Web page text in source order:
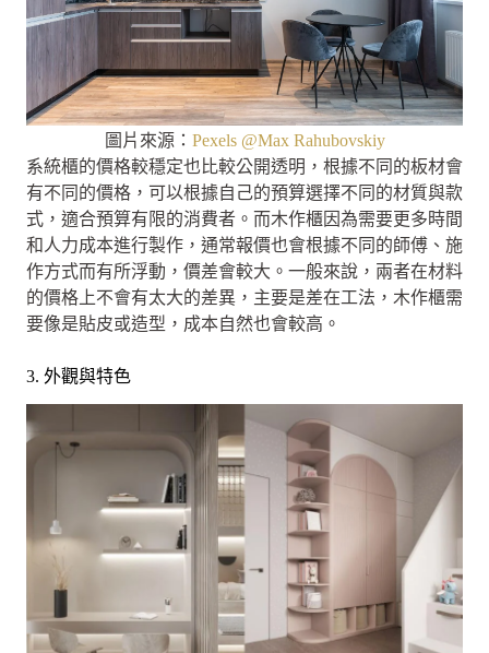
圖片來源： Pexels @Max Rahubovskiy
系統櫃的價格較穩定也比較公開透明，根據不同的板材會
有不同的價格，可以根據自己的預算選擇不同的材質與款
式，適合預算有限的消費者。而木作櫃因為需要更多時間
和人力成本進行製作，通常報價也會根據不同的師傅、施
作方式而有所浮動，價差會較大。一般來說，兩者在材料
的價格上不會有太大的差異，主要是差在工法，木作櫃需
要像是貼皮或造型，成本自然也會較高。
3. 外觀與特色